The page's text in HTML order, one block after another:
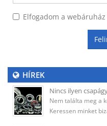
Elfogadom a webáruház
HÍREK
Nincs ilyen
Nem találta meg a
Keressen minket